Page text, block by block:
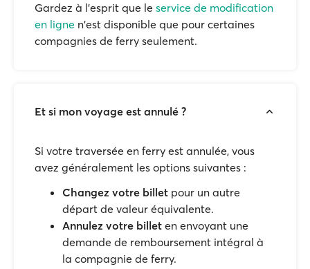
Gardez à l'esprit que le service de modification
en ligne n'est disponible que pour certaines
compagnies de ferry seulement.
Et si mon voyage est annulé ?
Si votre traversée en ferry est annulée, vous
avez généralement les options suivantes :
Changez votre billet pour un autre
départ de valeur équivalente.
Annulez votre billet en envoyant une
demande de remboursement intégral à
la compagnie de ferry.